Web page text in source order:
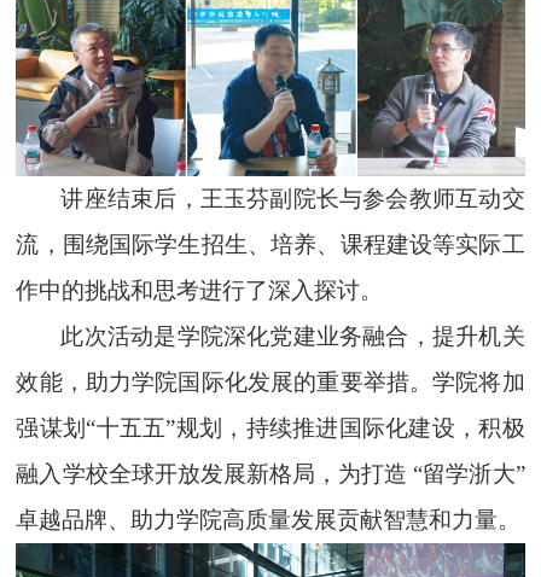
讲座结束后，王玉芬副院长与参会教师互动交
流，围绕国际学生招生、培养、课程建设等实际工
作中的挑战和思考进行了深入探讨。
此次活动是学院深化党建业务融合，提升机关
效能，助力学院国际化发展的重要举措。学院将加
强谋划“十五五”规划，持续推进国际化建设，积极
融入学校全球开放发展新格局，为打造 “留学浙大”
卓越品牌、助力学院高质量发展贡献智慧和力量。